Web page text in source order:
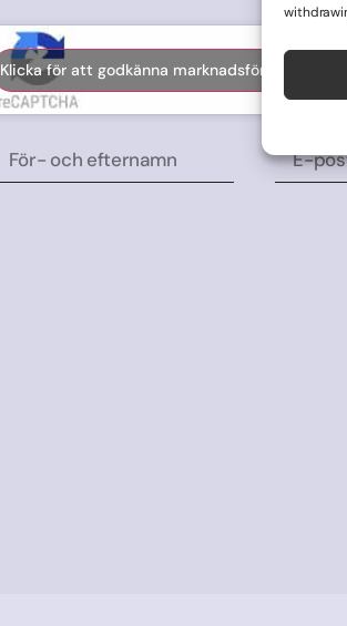
Klicka för att godkänna marknadsföring